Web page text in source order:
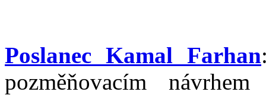
Poslanec Kamal Farhan
pozměňovacím